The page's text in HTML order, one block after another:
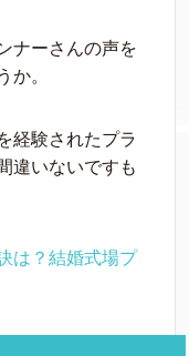
ナーさんの声を
か。
経験されたプラ
違いないですも
は？結婚式場プ